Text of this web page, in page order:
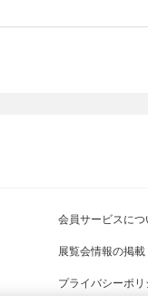
会員サービスにつ
展覧会情報の掲載
プライバシーポリ